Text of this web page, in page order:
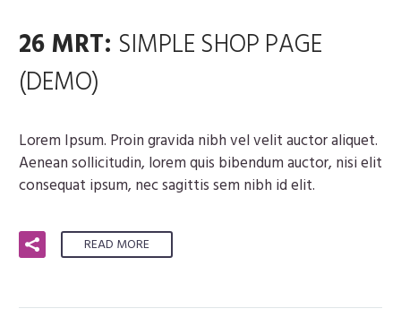
26 MRT: SIMPLE SHOP PAGE
(DEMO)
Lorem Ipsum. Proin gravida nibh vel velit auctor aliquet.
Aenean sollicitudin, lorem quis bibendum auctor, nisi elit
consequat ipsum, nec sagittis sem nibh id elit.
READ MORE